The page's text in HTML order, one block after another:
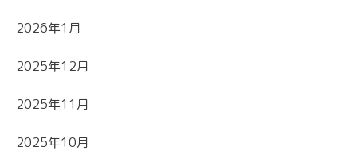
2026年1月
2025年12月
2025年11月
2025年10月